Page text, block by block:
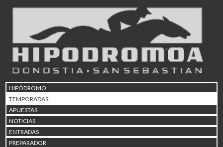
HIPÓDROMO
TEMPORADAS
APUESTAS
NOTICIAS
ENTRADAS
PREPARADOR